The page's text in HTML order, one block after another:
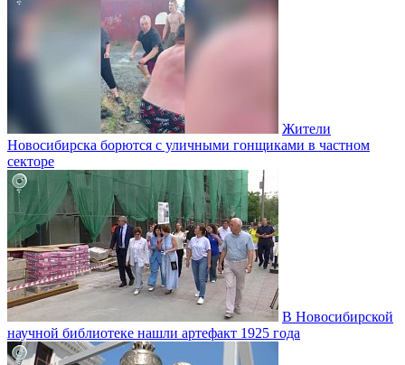
Жители
Новосибирска борются с уличными гонщиками в частном
секторе
В Новосибирской
научной библиотеке нашли артефакт 1925 года